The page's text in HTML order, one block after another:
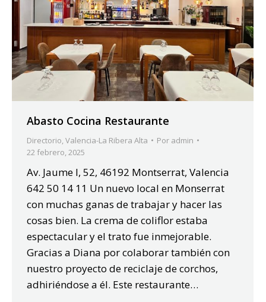
Abasto Cocina Restaurante
Directorio,Valencia-La Ribera Alta Por admin
22 febrero, 2025
Av. Jaume I, 52, 46192 Montserrat, Valencia
642 50 14 11 Un nuevo local en Monserrat
con muchas ganas de trabajar y hacer las
cosas bien. La crema de coliflor estaba
espectacular y el trato fue inmejorable.
Gracias a Diana por colaborar también con
nuestro proyecto de reciclaje de corchos,
adhiriéndose a él. Este restaurante…